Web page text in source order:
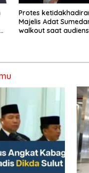
Protes
Majelis Adat
walkout saat